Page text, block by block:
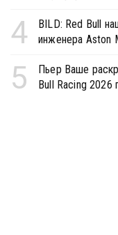
4
BILD: Red Bull
инженера Aston
5
Пьер Ваше
Bull Racing 2026